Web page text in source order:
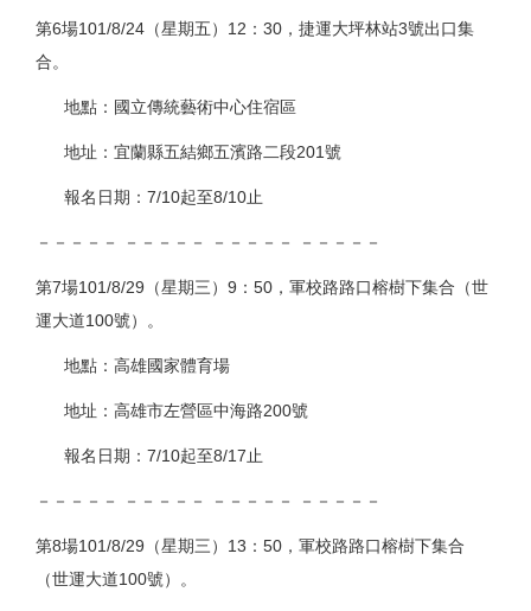
第6場101/8/24（星期五）12：30，捷運大坪林站3號出口集
合。
地點：國立傳統藝術中心住宿區
地址：宜蘭縣五結鄉五濱路二段201號
報名日期：7/10起至8/10止
－－－－－ －－－－－ －－－－－ －－－－－
第7場101/8/29（星期三）9：50，軍校路路口榕樹下集合（世
運大道100號）。
地點：高雄國家體育場
地址：高雄市左營區中海路200號
報名日期：7/10起至8/17止
－－－－－ －－－－－ －－－－－ －－－－－
第8場101/8/29（星期三）13：50，軍校路路口榕樹下集合
（世運大道100號）。